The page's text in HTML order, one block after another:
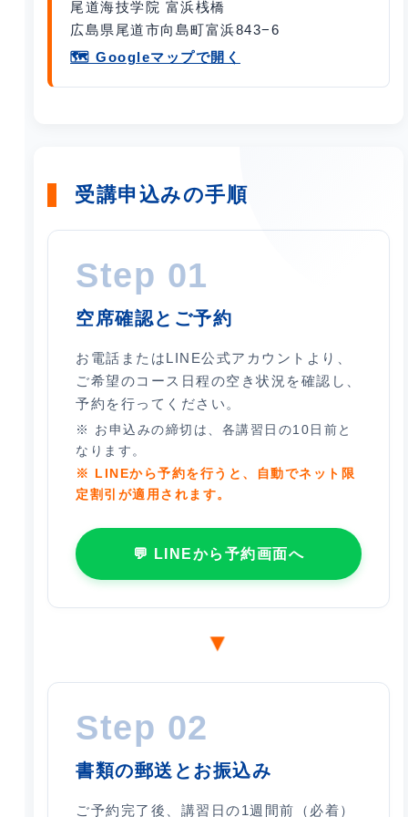
尾道海技学院 富浜桟橋
広島県尾道市向島町富浜843−6
🗺️ Googleマップで開く
受講申込みの手順
Step 01
空席確認とご予約
お電話またはLINE公式アカウントより、
ご希望のコース日程の空き状況を確認し、
予約を行ってください。
※ お申込みの締切は、 各講習日の10日前と
なります。
※ LINEから予約を行うと、自動でネット限
定割引が適用されます。
💬 LINEから予約画面へ
▼
Step 02
書類の郵送とお振込み
ご予約完了後、 講習日の1週間前（必着）